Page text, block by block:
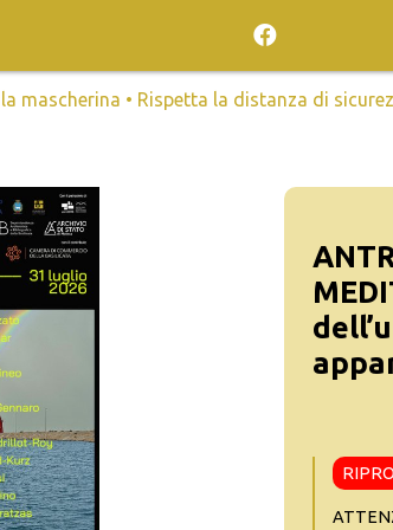
la mascherina • Rispetta la distanza di